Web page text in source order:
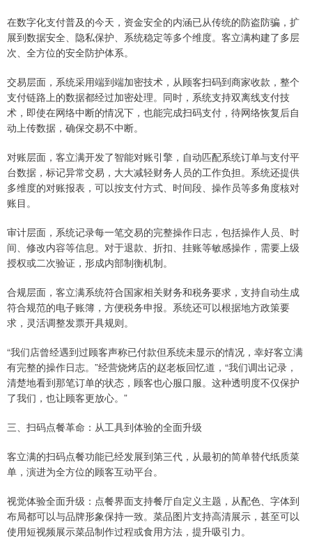
在数字化支付普及的今天，资金安全的内涵已从传统的防盗防骗，扩
展到数据安全、隐私保护、系统稳定等多个维度。客立满构建了多层
次、全方位的安全防护体系。
交易层面，系统采用端到端加密技术，从顾客扫码到商家收款，整个
支付链路上的数据都经过加密处理。同时，系统支持双离线支付技
术，即使在网络中断的情况下，也能完成扫码支付，待网络恢复后自
动上传数据，确保交易不中断。
对账层面，客立满开发了智能对账引擎，自动匹配系统订单与支付平
台数据，标记异常交易，大大减轻财务人员的工作负担。系统还提供
多维度的对账报表，可以按支付方式、时间段、操作员等多角度核对
账目。
审计层面，系统记录每一笔交易的完整操作日志，包括操作人员、时
间、修改内容等信息。对于退款、折扣、挂账等敏感操作，需要上级
授权或二次验证，形成内部制衡机制。
合规层面，客立满系统符合国家相关财务和税务要求，支持自动生成
符合规范的电子账簿，方便税务申报。系统还可以根据地方政策要
求，灵活调整发票开具规则。
“我们店曾经遇到过顾客声称已付款但系统未显示的情况，幸好客立满
有完整的操作日志。”经营烧烤店的赵老板回忆道，“我们调出记录，
清楚地看到那笔订单的状态，顾客也心服口服。这种透明度不仅保护
了我们，也让顾客更放心。”
三、扫码点餐革命：从工具到体验的全面升级
客立满的扫码点餐功能已经发展到第三代，从最初的简单替代纸质菜
单，演进为全方位的顾客互动平台。
视觉体验全面升级：点餐界面支持餐厅自定义主题，从配色、字体到
布局都可以与品牌形象保持一致。菜品图片支持高清展示，甚至可以
使用短视频展示菜品制作过程或食用方法，提升吸引力。